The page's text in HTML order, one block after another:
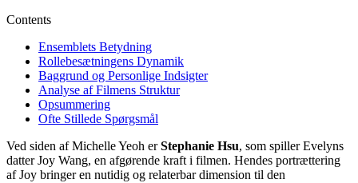
Contents
Ensemblets Betydning
Rollebesætningens Dynamik
Baggrund og Personlige Indsigter
Analyse af Filmens Struktur
Opsummering
Ofte Stillede Spørgsmål
Ved siden af Michelle Yeoh erStephanie Hsu, som spiller Evelyns
datter Joy Wang, en afgørende kraft i filmen. Hendes portrættering
af Joy bringer en nutidig og relaterbar dimension til den